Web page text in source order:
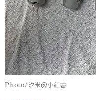
Photo/汐米@小紅書